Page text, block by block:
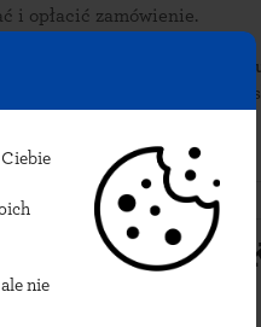
nie
i opłacić zamówienie.
online i odbierz je w
Dusocina: przesyłka kurierska,